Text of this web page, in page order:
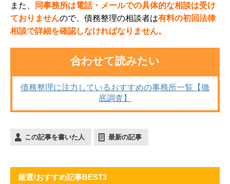
また、
同事務所は電話・メールでの具体的な相談は受け
ておりませんので、債務整理の相談者は有料の初回法律
相談で詳細を確認しなければなりません。
合わせて読みたい
債務整理に注力しているおすすめの事務所一覧【徹
底調査】
この記事を書いた人 最新の記事
厳選!おすすめ記事BEST3